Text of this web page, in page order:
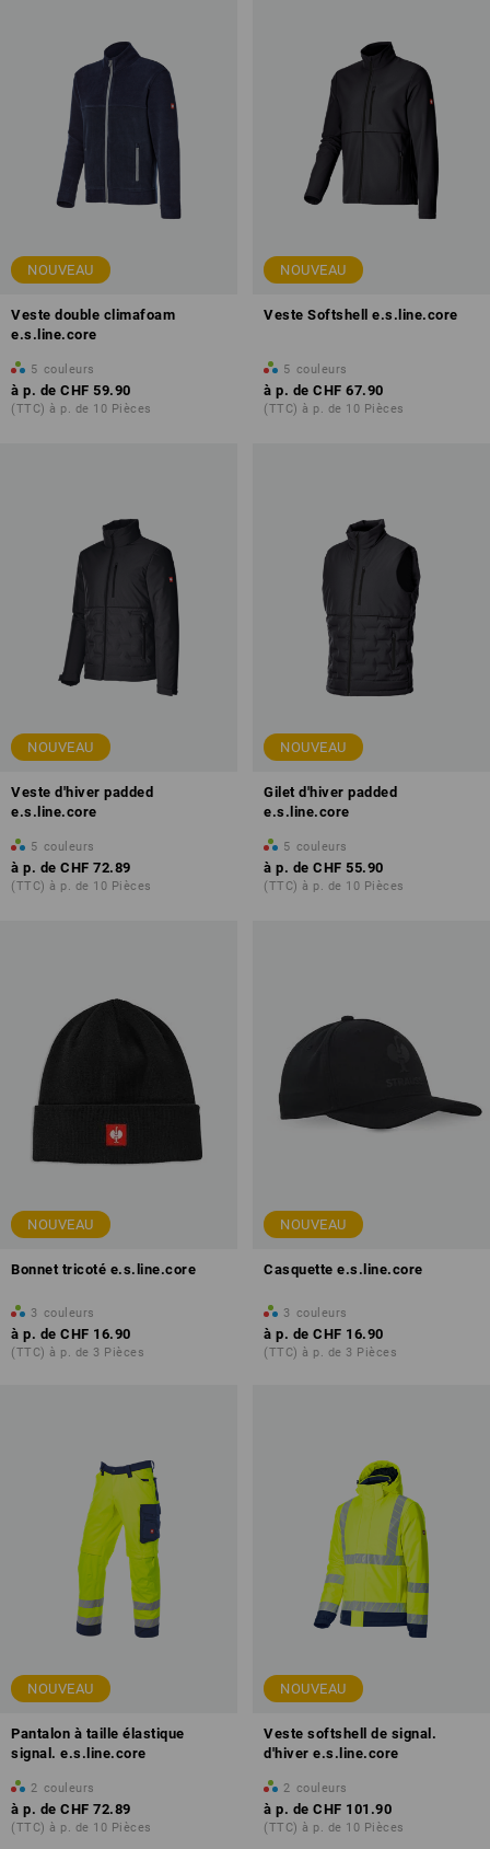
NOUVEAU
Veste double climafoam
e.s.line.core
5 couleurs
à p. de CHF 59.90
(TTC) à p. de 10 Pièces
NOUVEAU
Veste Softshell e.s.line.core
5 couleurs
à p. de CHF 67.90
(TTC) à p. de 10 Pièces
NOUVEAU
Veste d'hiver padded
e.s.line.core
5 couleurs
à p. de CHF 72.89
(TTC) à p. de 10 Pièces
NOUVEAU
Gilet d'hiver padded
e.s.line.core
5 couleurs
à p. de CHF 55.90
(TTC) à p. de 10 Pièces
NOUVEAU
Bonnet tricoté e.s.line.core
3 couleurs
à p. de CHF 16.90
(TTC) à p. de 3 Pièces
NOUVEAU
Casquette e.s.line.core
3 couleurs
à p. de CHF 16.90
(TTC) à p. de 3 Pièces
NOUVEAU
Pantalon à taille élastique
signal. e.s.line.core
2 couleurs
à p. de CHF 72.89
(TTC) à p. de 10 Pièces
NOUVEAU
Veste softshell de signal.
d'hiver e.s.line.core
2 couleurs
à p. de CHF 101.90
(TTC) à p. de 10 Pièces